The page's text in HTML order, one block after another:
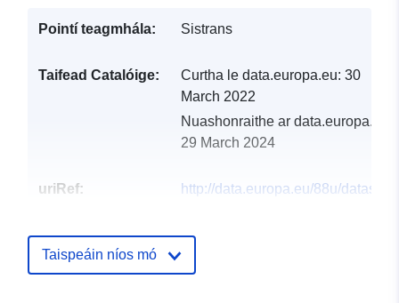
Pointí teagmhála: Sistrans
Taifead Catalóige: Curtha le data.europa.eu: 30
March 2022
Nuashonraithe ar data.europa.eu:
29 March 2024
uriRef:
http://data.europa.eu/88u/
Taispeáin níos mó